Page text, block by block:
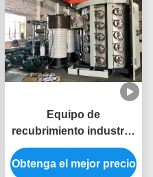
Equipo de
recubrimiento industrial
de vacío de gran
cavidad
Obtenga el mejor precio